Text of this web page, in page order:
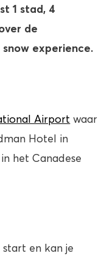
1 stad, 4
de
snow experience.
Airport waar
Hotel in
het Canadese
en kan je